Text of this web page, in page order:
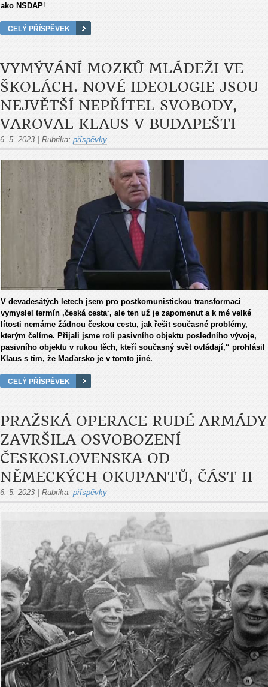
ako NSDAP!
CELÝ PŘÍSPĚVEK
VYMÝVÁNÍ MOZKŮ MLÁDEŽI VE
ŠKOLÁCH. NOVÉ IDEOLOGIE JSOU
NEJVĚTŠÍ NEPŘÍTEL SVOBODY,
VAROVAL KLAUS V BUDAPEŠTI
6. 5. 2023 | Rubrika: příspěvky
V devadesátých letech jsem pro postkomunistickou transformaci
vymyslel termín ‚česká cesta‘, ale ten už je zapomenut a k mé velké
lítosti nemáme žádnou českou cestu, jak řešit současné problémy,
kterým čelíme. Přijali jsme roli pasivního objektu posledního vývoje,
pasivního objektu v rukou těch, kteří současný svět ovládají,“ prohlásil
Klaus s tím, že Maďarsko je v tomto jiné.
CELÝ PŘÍSPĚVEK
PRAŽSKÁ OPERACE RUDÉ ARMÁDY
ZAVRŠILA OSVOBOZENÍ
ČESKOSLOVENSKA OD
NĚMECKÝCH OKUPANTŮ, ČÁST II
6. 5. 2023 Rubrika: příspěvky